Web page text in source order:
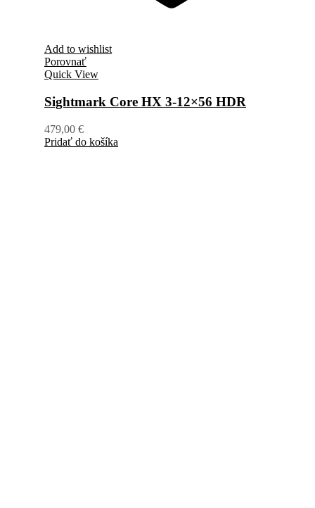
Add to wishlist
Porovnať
Quick View
Sightmark Core HX 3-12×56 HDR
479,00 €
Pridať do košíka